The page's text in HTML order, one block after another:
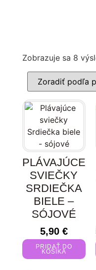
Zobrazuje sa 8
PLÁVAJÚCE
SVIEČKY
SRDIEČKA
BIELE –
SÓJOVÉ
5,90 €
PRIDAŤ DO
KOŠÍKA